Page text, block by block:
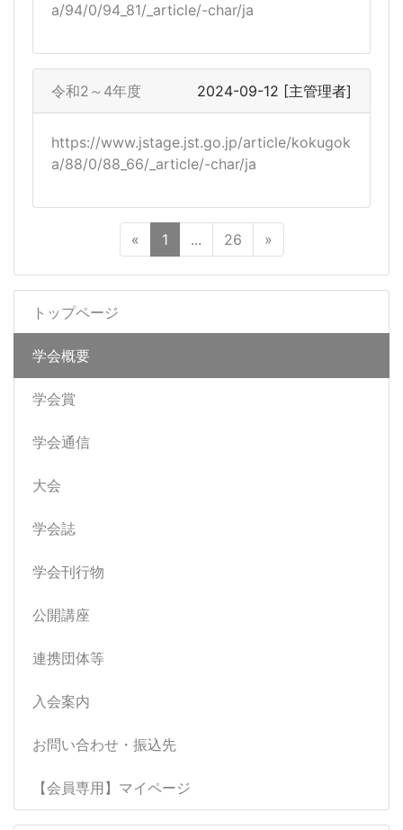
トップページ
学会概要
学会賞
学会通信
大会
学会誌
学会刊行物
公開講座
連携団体等
入会案内
お問い合わせ・振込先
【会員専用】マイページ
a/94/0/94_81/_article/-char/ja
令和2～4年度 2024-09-12 [主管理者]
https://www.jstage.jst.go.jp/article/kokugok
a/88/0/88_66/_article/-char/ja
« 1 ... 26 »